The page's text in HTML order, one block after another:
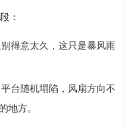
：
别得意太久，这只是暴风雨
平台随机塌陷，风扇方向不
地方。